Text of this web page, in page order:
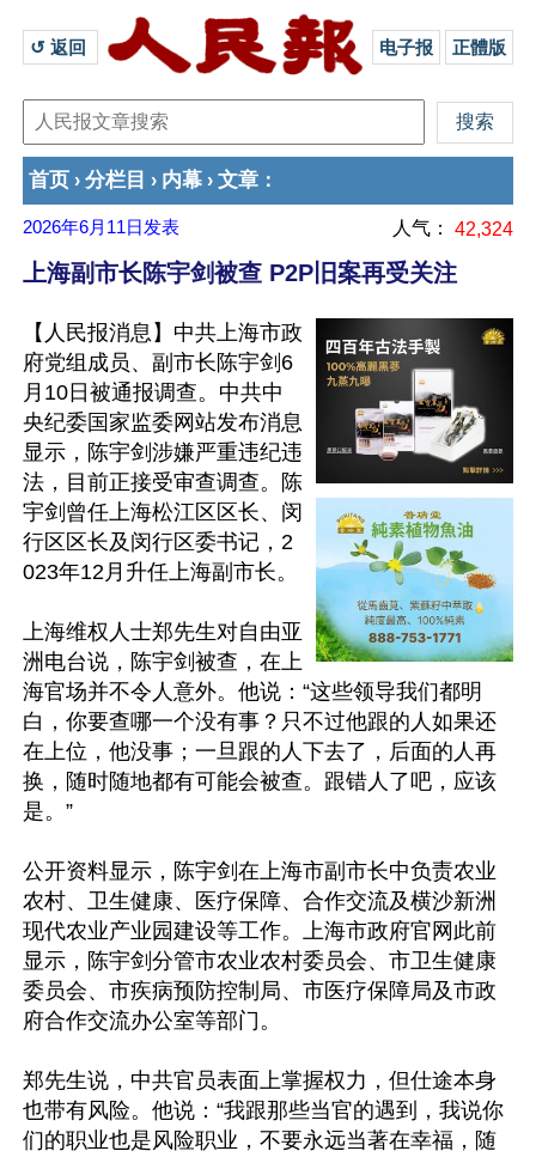
↺ 返回 电子报 正體版
首页 › 分栏目 › 内幕 › 文章 ：
2026年6月11日 发表 人气： 42,324
上海副市长陈宇剑被查 P2P旧案再受关注
【人民报消息】中共上海市政
府党组成员、副市长陈宇剑6
月10日被通报调查。中共中
央纪委国家监委网站发布消息
显示，陈宇剑涉嫌严重违纪违
法，目前正接受审查调查。陈
宇剑曾任上海松江区区长、闵
行区区长及闵行区委书记，2
023年12月升任上海副市长。
上海维权人士郑先生对自由亚
洲电台说，陈宇剑被查，在上
海官场并不令人意外。他说：“这些领导我们都明
白，你要查哪一个没有事？只不过他跟的人如果还
在上位，他没事；一旦跟的人下去了，后面的人再
换，随时随地都有可能会被查。跟错人了吧，应该
是。”
公开资料显示，陈宇剑在上海市副市长中负责农业
农村、卫生健康、医疗保障、合作交流及横沙新洲
现代农业产业园建设等工作。上海市政府官网此前
显示，陈宇剑分管市农业农村委员会、市卫生健康
委员会、市疾病预防控制局、市医疗保障局及市政
府合作交流办公室等部门。
郑先生说，中共官员表面上掌握权力，但仕途本身
也带有风险。他说：“我跟那些当官的遇到，我说你
们的职业也是风险职业，不要永远当著在幸福，随